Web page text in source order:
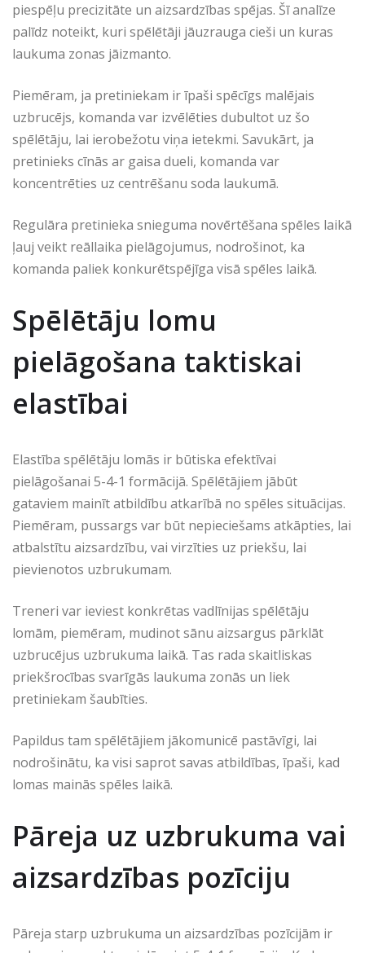
piespēļu precizitāte un aizsardzības spējas. Šī analīze
palīdz noteikt, kuri spēlētāji jāuzrauga cieši un kuras
laukuma zonas jāizmanto.
Piemēram, ja pretiniekam ir īpaši spēcīgs malējais
uzbrucējs, komanda var izvēlēties dubultot uz šo
spēlētāju, lai ierobežotu viņa ietekmi. Savukārt, ja
pretinieks cīnās ar gaisa dueli, komanda var
koncentrēties uz centrēšanu soda laukumā.
Regulāra pretinieka snieguma novērtēšana spēles laikā
ļauj veikt reāllaika pielāgojumus, nodrošinot, ka
komanda paliek konkurētspējīga visā spēles laikā.
Spēlētāju lomu
pielāgošana taktiskai
elastībai
Elastība spēlētāju lomās ir būtiska efektīvai
pielāgošanai 5-4-1 formācijā. Spēlētājiem jābūt
gataviem mainīt atbildību atkarībā no spēles situācijas.
Piemēram, pussargs var būt nepieciešams atkāpties, lai
atbalstītu aizsardzību, vai virzīties uz priekšu, lai
pievienotos uzbrukumam.
Treneri var ieviest konkrētas vadlīnijas spēlētāju
lomām, piemēram, mudinot sānu aizsargus pārklāt
uzbrucējus uzbrukuma laikā. Tas rada skaitliskas
priekšrocības svarīgās laukuma zonās un liek
pretiniekam šaubīties.
Papildus tam spēlētājiem jākomunicē pastāvīgi, lai
nodrošinātu, ka visi saprot savas atbildības, īpaši, kad
lomas mainās spēles laikā.
Pāreja uz uzbrukuma vai
aizsardzības pozīciju
Pāreja starp uzbrukuma un aizsardzības pozīcijām ir